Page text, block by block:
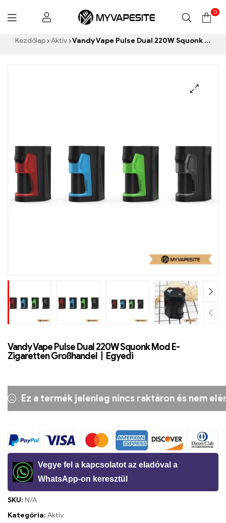
Myvapesite.de
0
Kezdőlap Aktív Vandy Vape Pulse Dual 220W Squonk Mod E-Zigaretten Großhandel丨Egyedi
Vandy Vape Pulse Dual 220W Squonk Mod E-
Zigaretten Großhandel丨Egyedi
Ez a termék jelenleg nincs raktáron és nem
Vegye fel a kapcsolatot az eladóval a
WhatsApp-on keresztül
SKU: N/A
Kategória: Aktív